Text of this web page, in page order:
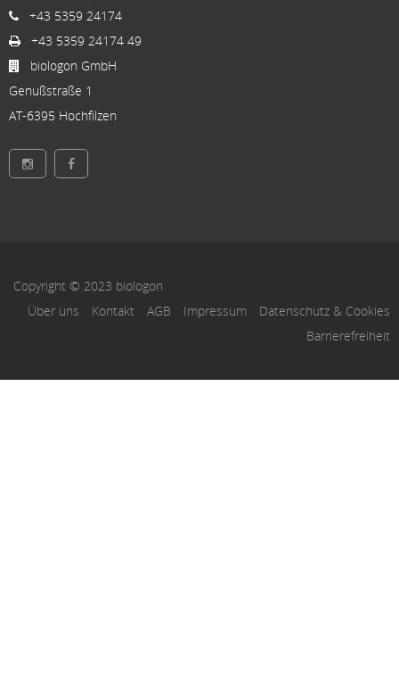
+43 5359 24174
+43 5359 24174 49
biologon GmbH
Genußstraße 1
AT-6395 Hochfilzen
Copyright © 2023 biologon
Über uns
Kontakt AGB Impressum
Datenschutz & Cookies
Barrierefreiheit